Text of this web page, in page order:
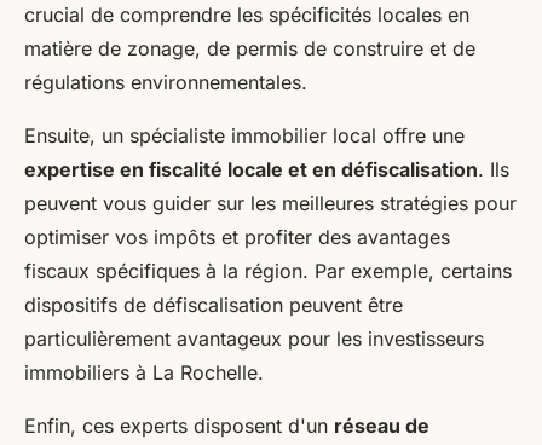
crucial de comprendre les spécificités locales en
matière de zonage, de permis de construire et de
régulations environnementales.
Ensuite, un spécialiste immobilier local offre une
expertise en fiscalité locale et en défiscalisation. Ils
peuvent vous guider sur les meilleures stratégies pour
optimiser vos impôts et profiter des avantages
fiscaux spécifiques à la région. Par exemple, certains
dispositifs de défiscalisation peuvent être
particulièrement avantageux pour les investisseurs
immobiliers à La Rochelle.
Enfin, ces experts disposent d'un réseau de